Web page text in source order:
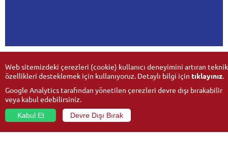
Web sitemizdeki çerezleri (cookie) kullanıcı deneyimini artıran teknik
özellikleri desteklemek için kullanıyoruz. Detaylı bilgi için tıklayınız.
Google Analytics tarafından yönetilen çerezleri devre dışı bırakabilir
veya kabul edebilirsiniz.
Kabul Et Devre Dışı Bırak